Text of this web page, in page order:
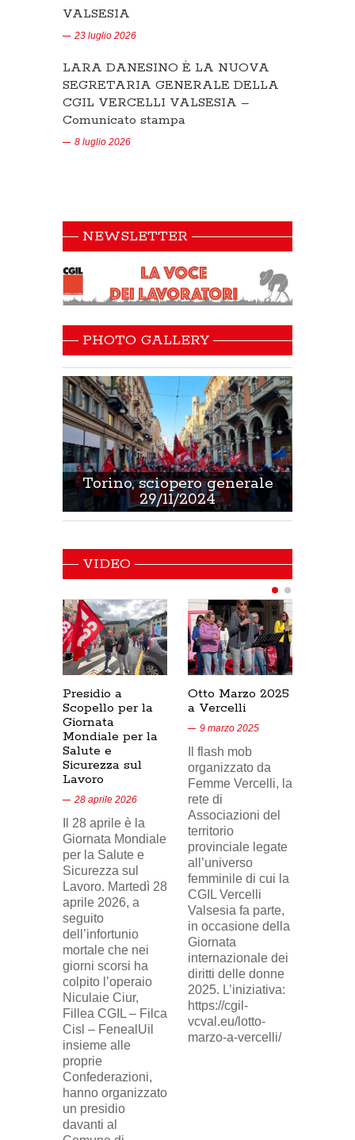
VALSESIA
23 luglio 2026
LARA DANESINO È LA NUOVA
SEGRETARIA GENERALE DELLA
CGIL VERCELLI VALSESIA –
Comunicato stampa
8 luglio 2026
NEWSLETTER
PHOTO GALLERY
Torino, sciopero generale
29/11/2024
VIDEO
Presidio a
Scopello per la
Giornata
Mondiale per la
Salute e
Sicurezza sul
Lavoro
28 aprile 2026
Il 28 aprile è la
Giornata Mondiale
per la Salute e
Sicurezza sul
Lavoro. Martedì 28
aprile 2026, a
seguito
dell’infortunio
mortale che nei
giorni scorsi ha
colpito l’operaio
Niculaie Ciur,
Fillea CGIL – Filca
Cisl – FenealUil
insieme alle
proprie
Confederazioni,
hanno organizzato
un presidio
davanti al
Otto Marzo 2025
a Vercelli
9 marzo 2025
Il flash mob
organizzato da
Femme Vercelli, la
rete di
Associazioni del
territorio
provinciale legate
all’universo
femminile di cui la
CGIL Vercelli
Valsesia fa parte,
in occasione della
Giornata
internazionale dei
diritti delle donne
2025. L’iniziativa:
https://cgil-
vcval.eu/lotto-
marzo-a-vercelli/